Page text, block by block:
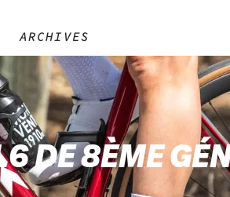
ARCHIVES
DE 8ÈME